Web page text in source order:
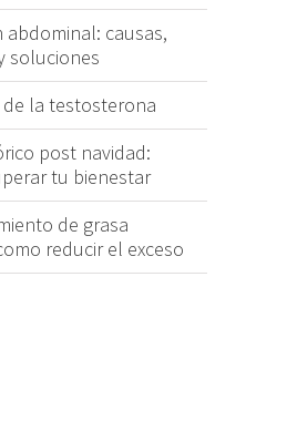
abdominal: causas,
soluciones
de la testosterona
post navidad:
tu bienestar
de grasa
reducir el exceso